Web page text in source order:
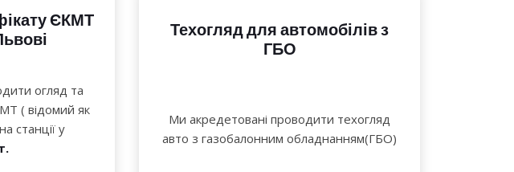
ЄКМТ
огляд та
( відомий як
станції у
Техогляд для автомобілів з
ГБО
Ми акредетовані проводити техогляд
авто з газобалонним обладнанням(ГБО)